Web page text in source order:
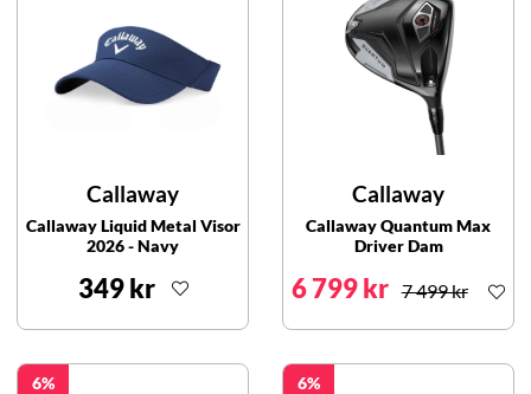
Callaway
Callaway Liquid Metal Visor
2026 - Navy
349 kr
Callaway
Callaway Quantum Max
Driver Dam
6 799 kr 7 499 kr
6 6